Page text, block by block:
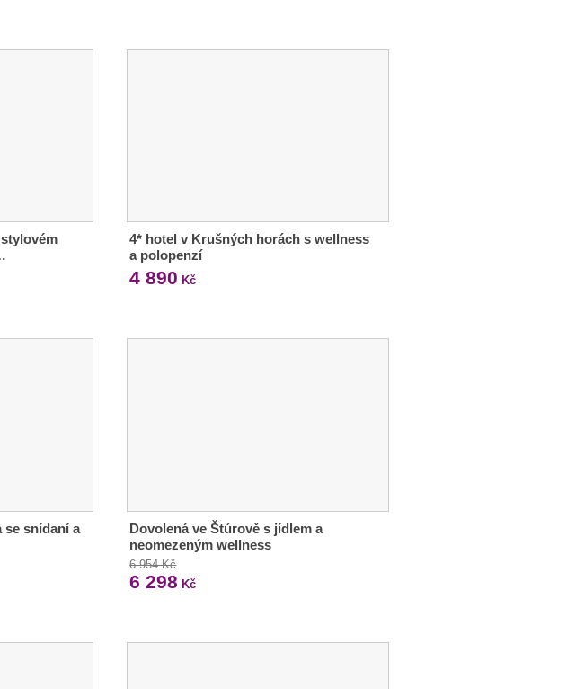
4* hotel v Krušných horách s wellness
a polopenzí
4 890 Kč
se snídaní a
Dovolená ve Štúrově s jídlem a
neomezeným wellness
6 954 Kč
6 298 Kč